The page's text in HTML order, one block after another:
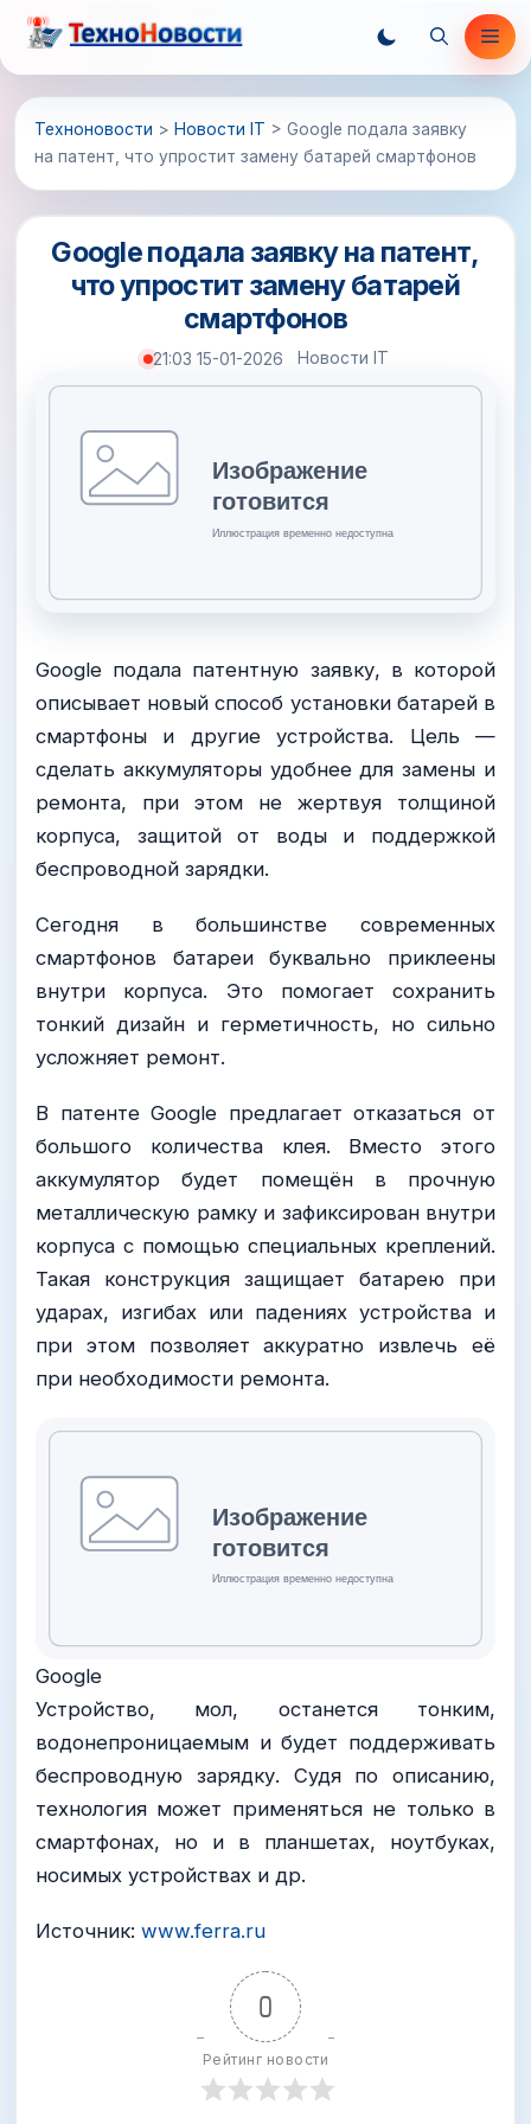
Перейти
содержимому
Техноновости > Новости IT > Google подала заявку
на патент, что упростит замену батарей смартфонов
Google подала заявку на патент,
что упростит замену батарей
смартфонов
21:03 15-01-2026 Новости IT
Google подала патентную заявку, в которой
описывает новый способ установки батарей в
смартфоны и другие устройства. Цель —
сделать аккумуляторы удобнее для замены и
ремонта, при этом не жертвуя толщиной
корпуса, защитой от воды и поддержкой
беспроводной зарядки.
Сегодня в большинстве современных
смартфонов батареи буквально приклеены
внутри корпуса. Это помогает сохранить
тонкий дизайн и герметичность, но сильно
усложняет ремонт.
В патенте Google предлагает отказаться от
большого количества клея. Вместо этого
аккумулятор будет помещён в прочную
металлическую рамку и зафиксирован внутри
корпуса с помощью специальных креплений.
Такая конструкция защищает батарею при
ударах, изгибах или падениях устройства и
при этом позволяет аккуратно извлечь её
при необходимости ремонта.
Google
Устройство, мол, останется тонким,
водонепроницаемым и будет поддерживать
беспроводную зарядку. Судя по описанию,
технология может применяться не только в
смартфонах, но и в планшетах, ноутбуках,
носимых устройствах и др.
Источник: www.ferra.ru
0
Рейтинг новости